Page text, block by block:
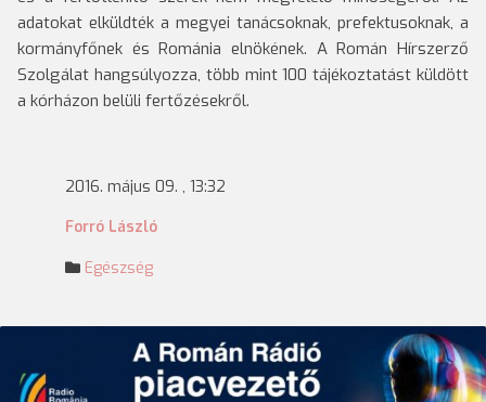
adatokat elküldték a megyei tanácsoknak, prefektusoknak, a
kormányfőnek és Románia elnökének. A Román Hírszerző
Szolgálat hangsúlyozza, több mint 100 tájékoztatást küldött
a kórházon belüli fertőzésekről.
2016. május 09. , 13:32
Forró László
Egészség